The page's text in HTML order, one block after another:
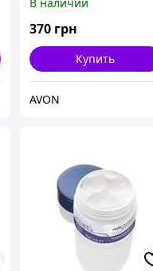
Эйвон, Ейвон
В наличии
370 грн
Купить
AVON